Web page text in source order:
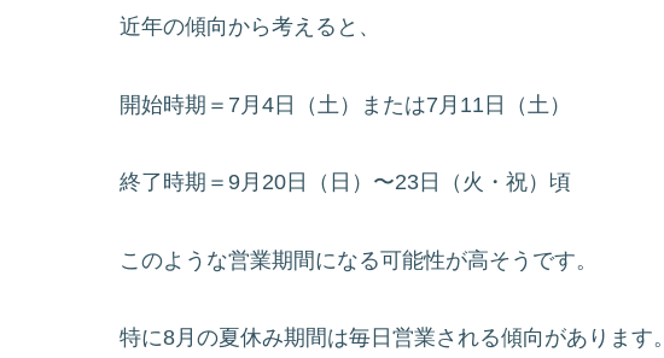
近年の傾向から考えると、
開始時期＝7月4日（土）または7月11日（土）
終了時期＝9月20日（日）〜23日（火・祝）頃
このような営業期間になる可能性が高そうです。
特に8月の夏休み期間は毎日営業される傾向があります。